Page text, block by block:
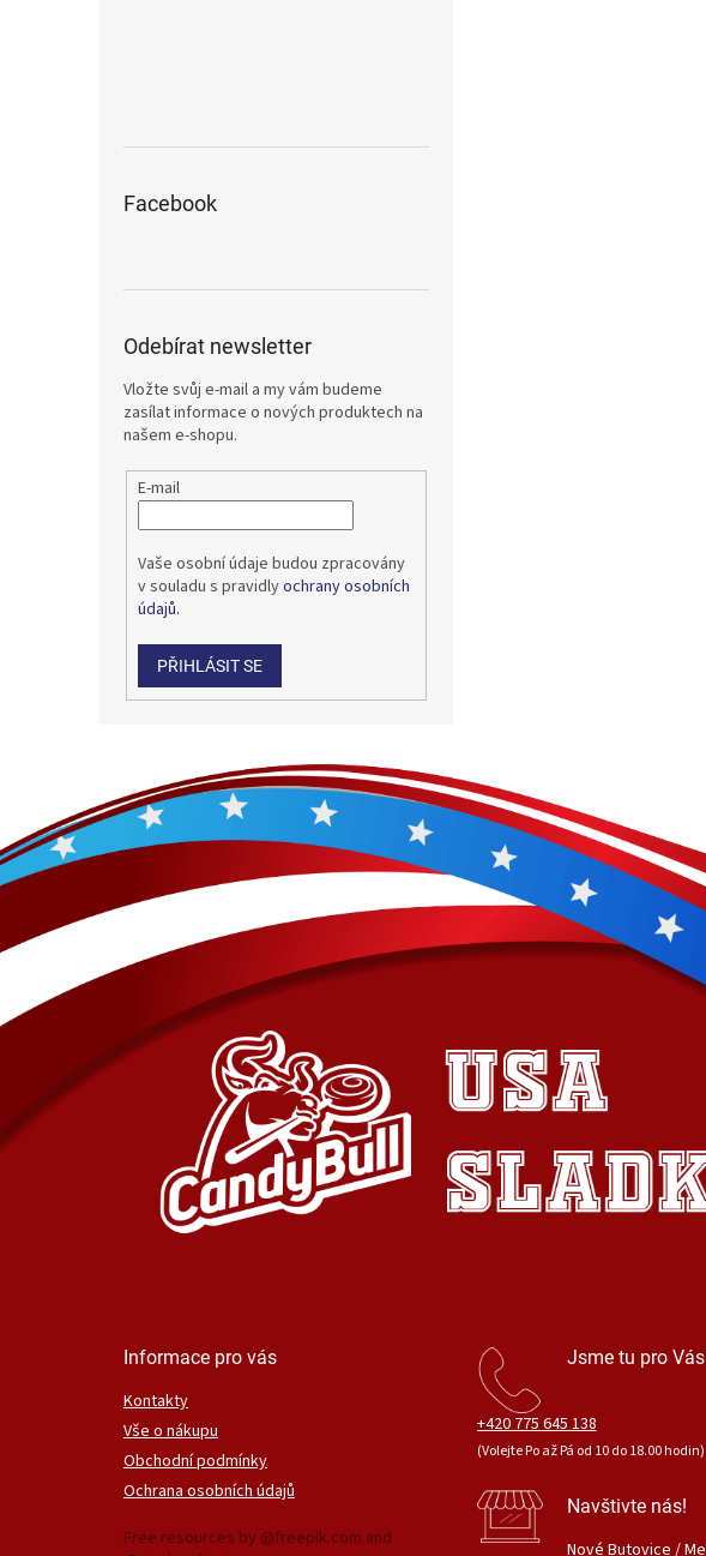
Facebook
Odebírat newsletter
Vložte svůj e-mail a my vám budeme
zasílat informace o nových produktech na
našem e-shopu.
E-mail
Vaše osobní údaje budou zpracovány
v souladu s pravidlyochrany osobních
údajů.
PŘIHLÁSIT SE
t
í
Informace pro vás
Kontakty
Vše o nákupu
Obchodní podmínky
Ochrana osobních údajů
Free resources by @freepik.com and
Jsme tu pro Vás
+420 775 645 138
(Volejte Po až Pá od 10 do 18.00 hodin)
Navštivte nás!
Nové Butovice /